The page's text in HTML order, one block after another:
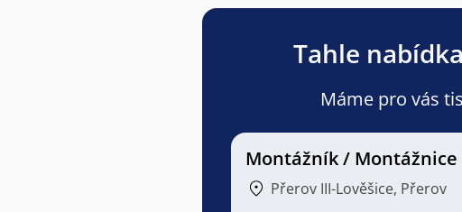
Tahle
Máme pro vás
Montážník / Montážnice
Přerov III-Lověšice, Přerov